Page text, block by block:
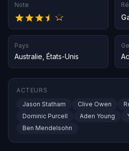
Note
Pays
Australie États-Unis
ACTEURS
Jason Statham
Clive Owen
Dominic Purcell
Aden Young
Ben Mendelsohn